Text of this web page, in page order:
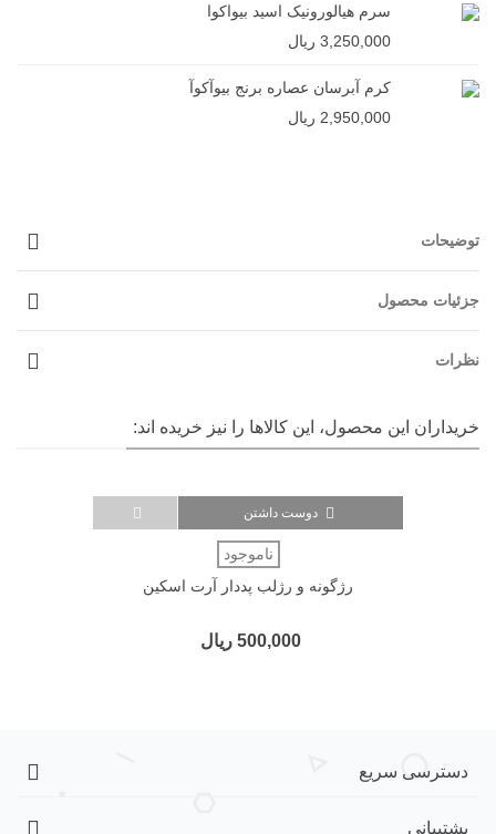
سرم هیالورونیک اسید بیواکوا
3,250,000 ریال
کرم آبرسان عصاره برنج بیوآکوآ
2,950,000 ریال
توضیحات
جزئیات محصول
نظرات
خریداران این محصول، این کالاها را نیز خریده اند:
دوست داشتن
ناموجود
رژگونه و رژلب پددار آرت اسکین
500,000 ریال
دسترسی سریع
پشتیبانی